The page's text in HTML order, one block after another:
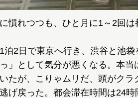
慣れつつも、ひと月に1～2回は
2日で東京へ行き、渋谷と池
」として気分が悪くなる。本
たが、こりゃムリだ、頭がク
げ戻った。都会滞在時間は24時